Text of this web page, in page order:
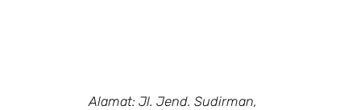
Alamat: Jl. Jend. Sudirman,